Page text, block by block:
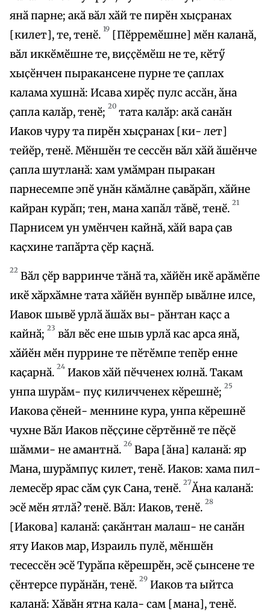
янӑ парне; акӑ вӑл хӑй те пирӗн хыҫранах
[килет], те, тенӗ. 19 [Пӗрремӗшне] мӗн каланӑ,
вӑл иккӗмӗшне те, виҫҫӗмӗш не те, кӗтӳ
хыҫӗнчен пыракансене пурне те ҫаплах
калама хушнӑ: Исава хирӗҫ пулс ассӑн, ӑна
ҫапла калӑр, тенӗ; 20 тата калӑр: акӑ санӑн
Иаков чуру та пирӗн хыҫранах [ки- лет]
тейӗр, тенӗ. Мӗншӗн те сессӗн вӑл хӑй ӑшӗнче
ҫапла шутланӑ: хам умӑмран пыракан
парнесемпе эпӗ унӑн кӑмӑлне ҫавӑрӑп, хӑйне
кайран курӑп; тен, мана хапӑл тӑвӗ, тенӗ. 21
Парнисем ун умӗнчен кайнӑ, хӑй вара ҫав
каҫхине тапӑрта ҫӗр каҫнӑ.
22 Вӑл ҫӗр варринче тӑнӑ та, хӑйӗн икӗ арӑмӗпе
икӗ хӑрхӑмне тата хӑйӗн вунпӗр ывӑлне илсе,
Иавок шывӗ урлӑ ӑшӑх вы- рӑнтан каҫс а
кайнӑ; 23 вӑл вӗс ене шыв урлӑ кас арса янӑ,
хӑйӗн мӗн пуррине те пӗтӗмпе тепӗр енне
каҫарнӑ. 24 Иаков хӑй пӗчченех юлнӑ. Такам
унпа шурӑм- пуҫ киличченех кӗрешнӗ; 25
Иакова ҫӗней- меннине кура, унпа кӗрешнӗ
чухне Вӑл Иаков пӗҫҫине сӗртӗннӗ те пӗҫӗ
шӑмми- не амантнӑ. 26 Вара [ӑна] каланӑ: яр
Мана, шурӑмпуҫ килет, тенӗ. Иаков: хама пил-
лемесӗр ярас сӑм ҫук Сана, тенӗ. 27Ӑна каланӑ:
эсӗ мӗн ятлӑ? тенӗ. Вӑл: Иаков, тенӗ. 28
[Иакова] каланӑ: ҫакӑнтан малаш- не санӑн
яту Иаков мар, Израиль пулӗ, мӗншӗн
тесессӗн эсӗ Турӑпа кӗрешрӗн, эсӗ ҫынсене те
ҫӗнтерсе пурӑнӑн, тенӗ. 29 Иаков та ыйтса
каланӑ: Хӑвӑн ятна кала- сам [мана], тенӗ.